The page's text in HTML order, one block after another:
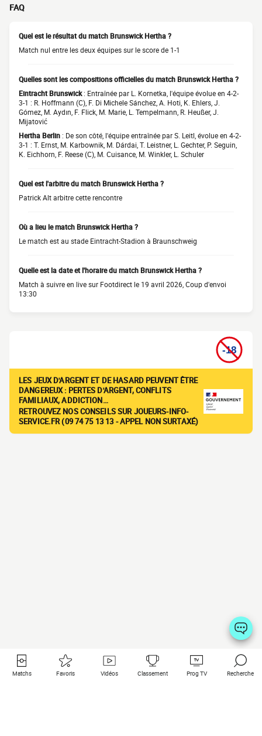
FAQ
Quel est le résultat du match Brunswick Hertha ?
Match nul entre les deux équipes sur le score de 1-1
Quelles sont les compositions officielles du match Brunswick Hertha ?
Eintracht Brunswick: Entraînée par L. Kornetka, l'équipe évolue en 4-2-
3-1 : R. Hoffmann (C), F. Di Michele Sánchez, A. Hoti, K. Ehlers, J.
Gómez, M. Aydın, F. Flick, M. Marie, L. Tempelmann, R. Heußer, J.
Mijatović
Hertha Berlin : De son côté, l'équipe entraînée par S. Leitl, évolue en 4-2-
3-1 : T. Ernst, M. Karbownik, M. Dárdai, T. Leistner, L. Gechter, P. Seguin,
K. Eichhorn, F. Reese (C), M. Cuisance, M. Winkler, L. Schuler
Quel est l'arbitre du match Brunswick Hertha ?
Patrick Alt arbitre cette rencontre
Où a lieu le match Brunswick Hertha ?
Le match est au stade Eintracht-Stadion à Braunschweig
Quelle est la date et l'horaire du match Brunswick Hertha ?
Match à suivre en live sur Footdirect le 19 avril 2026, Coup d'envoi
13:30
LES JEUX D'ARGENT ET DE HASARD PEUVENT ÊTRE
DANGEREUX : PERTES D'ARGENT, CONFLITS
FAMILIAUX, ADDICTION…
RETROUVEZ NOS CONSEILS SUR JOUEURS-INFO-
SERVICE.FR (09 74 75 13 13 - APPEL NON SURTAXÉ)
Matchs Favoris Vidéos Classement Prog TV Recherche